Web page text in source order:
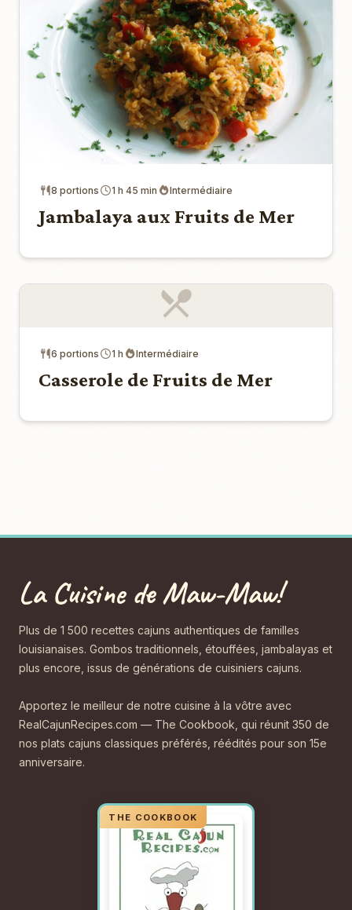
8 portions 1 h 45 min Intermédiaire
Jambalaya aux Fruits de Mer
6 portions 1 h Intermédiaire
Casserole de Fruits de Mer
La Cuisine de Maw-Maw!
Plus de 1 500 recettes cajuns authentiques de familles
louisianaises. Gombos traditionnels, étouffées, jambalayas et
plus encore, issus de générations de cuisiniers cajuns.
Apportez le meilleur de notre cuisine à la vôtre avec
RealCajunRecipes.com — The Cookbook, qui réunit 350 de
nos plats cajuns classiques préférés, réédités pour son 15e
anniversaire.